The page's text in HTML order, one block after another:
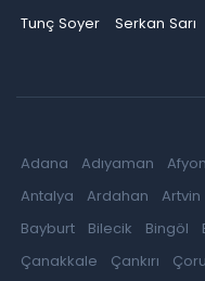
Tunç Soyer
Serkan Sarı
Adana Adıyaman Afyon
Antalya
Ardahan Artvin
Bayburt
Bilecik Bingöl
Çanakkale
Çankırı